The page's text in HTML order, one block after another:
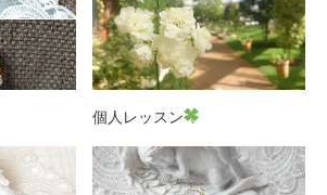
個人レッスン